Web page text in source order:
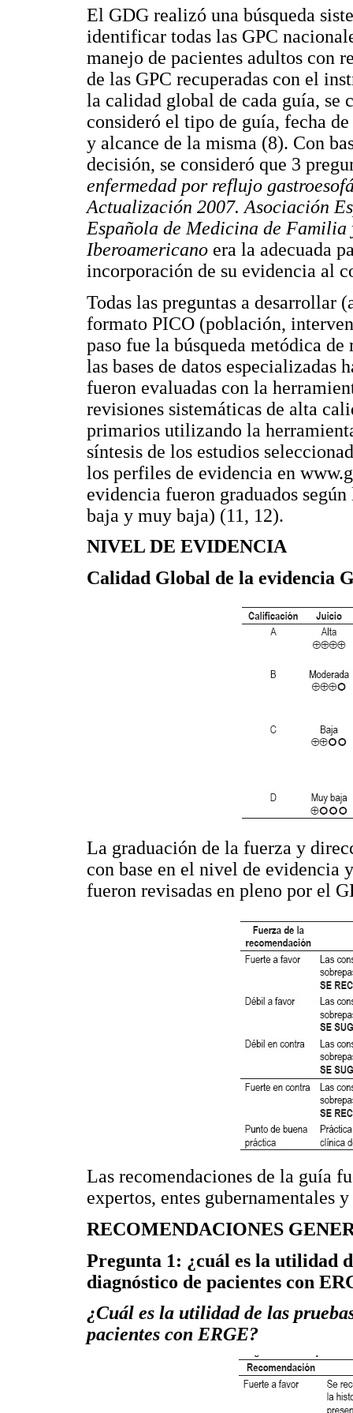
El GDG realizó una búsqueda
identificar todas las GPC
manejo de pacientes adultos con
de las GPC recuperadas con el
la calidad global de cada guía, se
consideró el tipo de guía, fecha
y alcance de la misma (8). Con
decisión, se consideró que 3
enfermedad por reflujo
Actualización 2007. Asociación
Española de Medicina de
Iberoamericano era la adecuada
incorporación de su evidencia al
Todas las preguntas a desarrollar
formato PICO (población,
paso fue la búsqueda metódica
las bases de datos especializadas
fueron evaluadas con la
revisiones sistemáticas de alta
primarios utilizando la
síntesis de los estudios
los perfiles de evidencia en
evidencia fueron graduados
baja y muy baja) (11, 12).
NIVEL DE EVIDENCIA
Calidad Global de la evidencia
La graduación de la fuerza y
con base en el nivel de evidencia
fueron revisadas en pleno por el
Las recomendaciones de la guía
expertos, entes gubernamentales
RECOMENDACIONES
Pregunta 1: ¿cuál es la utilidad
diagnóstico de pacientes con
¿Cuál es la utilidad de las
pacientes con ERGE?